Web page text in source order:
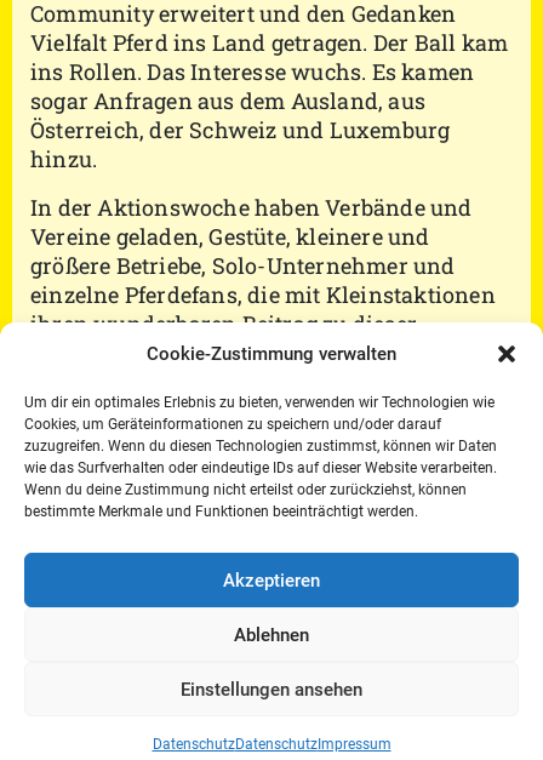
Cookie-Zustimmung verwalten
Um dir ein optimales Erlebnis zu bieten, verwenden wir Technologien wie
Cookies, um Geräteinformationen zu speichern und/oder darauf
zuzugreifen. Wenn du diesen Technologien zustimmst, können wir Daten
wie das Surfverhalten oder eindeutige IDs auf dieser Website verarbeiten.
Wenn du deine Zustimmung nicht erteilst oder zurückziehst, können
bestimmte Merkmale und Funktionen beeinträchtigt werden.
Akzeptieren
Ablehnen
Einstellungen ansehen
DatenschutzDatenschutzImpressum
Community erweitert und den Gedanken
Vielfalt Pferd ins Land getragen. Der Ball kam
ins Rollen. Das Interesse wuchs. Es kamen
sogar Anfragen aus dem Ausland, aus
Österreich, der Schweiz und Luxemburg
hinzu.
In der Aktionswoche haben Verbände und
Vereine geladen, Gestüte, kleinere und
größere Betriebe, Solo-Unternehmer und
einzelne Pferdefans, die mit Kleinstaktionen
ihren wunderbaren Beitrag zu dieser
besonderen Woche beigetragen haben.
In einem Seniorenheim hat es eine
Bewohnerin auf den Punkt gebracht. Auf die
Frage, warum sie sich so über die Ponys freut,
die das Seniorenheim in der Aktionswoche
Vielfalt Pferd besuchten, antwortete sie: „Weil
sie mir guttun!“